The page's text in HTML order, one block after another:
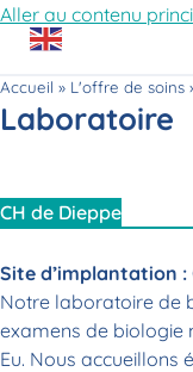
Aller au contenu
Accueil » L'offre de soins
Laboratoire
CH de Dieppe
Site d’implantation :
Notre laboratoire de
examens de biologie
Eu. Nous accueillons